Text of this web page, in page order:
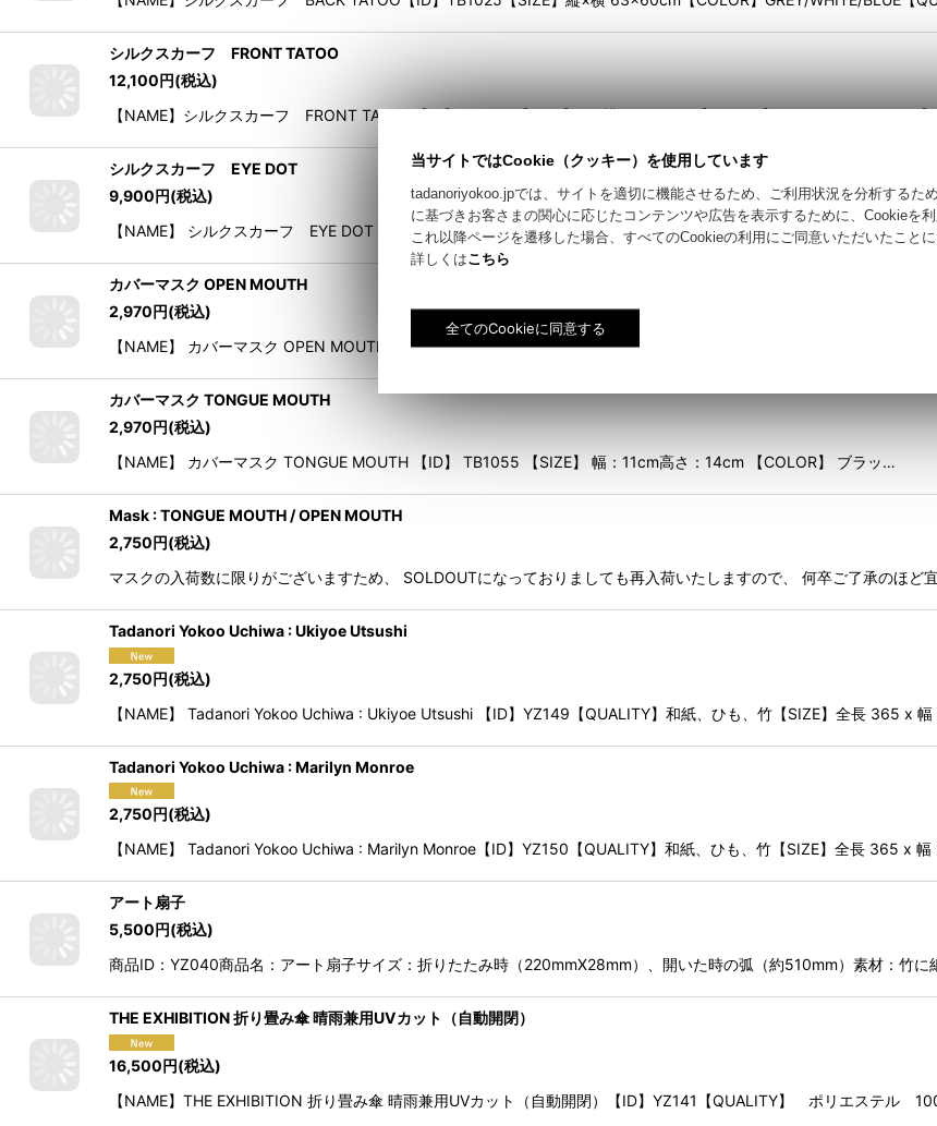
シルクスカーフ FRONT TATOO
12,100
円
シルクスカーフ EYE DOT
9,900
(税込)
【NAME】 シルクスカーフ EYE DOT 【ID】 TB1072 【SIZE】 70×74cm 【COLOR】 PURPLE/TURQ …
カバーマスク OPEN MOUTH
2,970
(税込)
カバーマスク TONGUE MOUTH
2,970
(税込)
Mask : TONGUE MOUTH / OPEN MOUTH
(税込)
Tadanori Yokoo Uchiwa : Ukiyoe Utsushi
Tadanori Yokoo Uchiwa : Marilyn Monroe
2,750
(税込)
アート扇子
5,500
THE EXHIBITION 折り畳み傘 晴雨兼用UVカット（自動開閉）
16,500 円
当サイトではCookie（クッキー）を使用しています
tadanoriyokoo.jpでは、サイトを適切に機能させるため、ご利用状況を分析するた
に基づきお客さまの関心に応じたコンテンツや広告を表示するために、Cookieを利
これ以降ページを遷移した場合、すべてのCookieの利用にご同意いただいたことに
詳しくはこちら